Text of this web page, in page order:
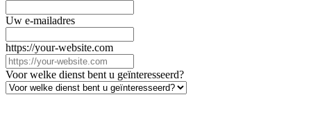
Uw e-mailadres
https://your-website.com
Voor welke dienst bent u geïnteresseerd?